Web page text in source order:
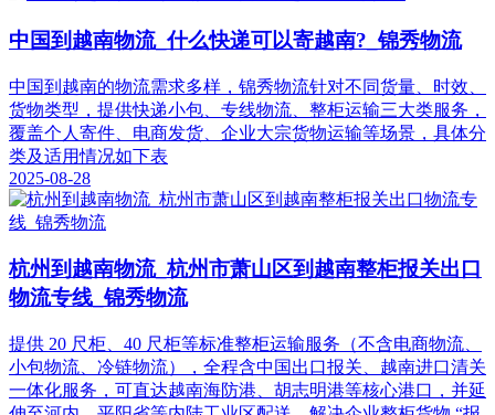
中国到越南物流_什么快递可以寄越南?_锦秀物流
中国到越南的物流需求多样，锦秀物流针对不同货量、时效、
货物类型，提供快递小包、专线物流、整柜运输三大类服务，
覆盖个人寄件、电商发货、企业大宗货物运输等场景，具体分
类及适用情况如下表
2025-08-28
杭州到越南物流_杭州市萧山区到越南整柜报关出口
物流专线_锦秀物流
提供 20 尺柜、40 尺柜等标准整柜运输服务（不含电商物流、
小包物流、冷链物流），全程含中国出口报关、越南进口清关
一体化服务，可直达越南海防港、胡志明港等核心港口，并延